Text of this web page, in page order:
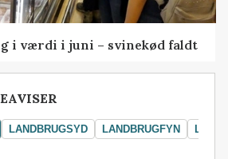
i værdi i juni – svinekød faldt
LANDBRUGSYD LANDBRUGFYN